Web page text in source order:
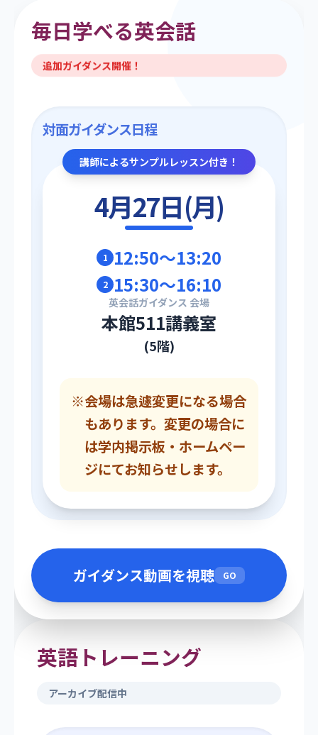
毎日学べる英会話
追加ガイダンス開催！
対面ガイダンス日程
講師によるサンプルレッスン付き！
4月27日(月)
1 12:50〜13:20
2 15:30〜16:10
英会話ガイダンス 会場
本館511講義室
(5階)
※会場は急遽変更になる場合
もあります。変更の場合に
は学内掲示板・ホームペー
ジにてお知らせします。
ガイダンス動画を視聴 GO
英語トレーニング
アーカイブ配信中